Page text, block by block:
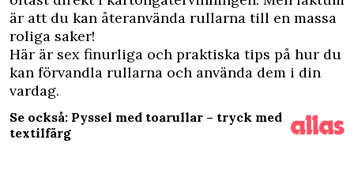
är att du kan återanvända rullarna till en massa
roliga saker!
Här är sex finurliga och praktiska tips på hur du
kan förvandla rullarna och använda dem i din
vardag.
Se också: Pyssel med toarullar – tryck med
textilfärg